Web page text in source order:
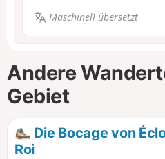
Maschinell übersetzt
Andere
Gebiet
Die Bocage von
Roi